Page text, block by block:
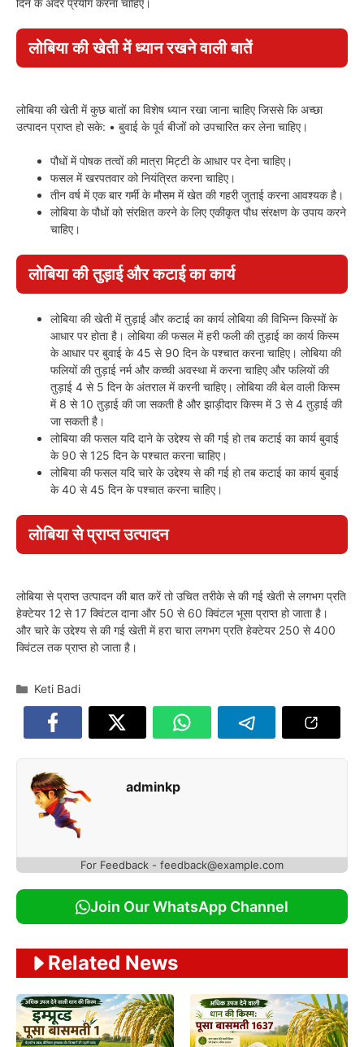
दिन के अंदर प्रयोग करना चाहिए।
लोबिया की खेती में ध्यान रखने वाली बातें
लोबिया की खेती में कुछ बातों का विशेष ध्यान रखा जाना चाहिए जिससे कि अच्छा
उत्पादन प्राप्त हो सके: • बुवाई के पूर्व बीजों को उपचारित कर लेना चाहिए।
पौधों में पोषक तत्वों की मात्रा मिट्टी के आधार पर देना चाहिए।
फसल में खरपतवार को नियंत्रित करना चाहिए।
तीन वर्ष में एक बार गर्मी के मौसम में खेत की गहरी जुताई करना आवश्यक है।
लोबिया के पौधों को संरक्षित करने के लिए एकीकृत पौध संरक्षण के उपाय करने
चाहिए।
लोबिया की तुड़ाई और कटाई का कार्य
लोबिया की खेती में तुड़ाई और कटाई का कार्य लोबिया की विभिन्न किस्मों के
आधार पर होता है। लोबिया की फसल में हरी फली की तुड़ाई का कार्य किस्म
के आधार पर बुवाई के 45 से 90 दिन के पश्चात करना चाहिए। लोबिया की
फलियों की तुड़ाई नर्म और कच्ची अवस्था में करना चाहिए और फलियों की
तुड़ाई 4 से 5 दिन के अंतराल में करनी चाहिए। लोबिया की बेल वाली किस्म
में 8 से 10 तुड़ाई की जा सकती है और झाड़ीदार किस्म में 3 से 4 तुड़ाई की
जा सकती है।
लोबिया की फसल यदि दाने के उद्देश्य से की गई हो तब कटाई का कार्य बुवाई
के 90 से 125 दिन के पश्चात करना चाहिए।
लोबिया की फसल यदि चारे के उद्देश्य से की गई हो तब कटाई का कार्य बुवाई
के 40 से 45 दिन के पश्चात करना चाहिए।
लोबिया से प्राप्त उत्पादन
लोबिया से प्राप्त उत्पादन की बात करें तो उचित तरीके से की गई खेती से लगभग प्रति
हेक्टेयर 12 से 17 क्विंटल दाना और 50 से 60 क्विंटल भूसा प्राप्त हो जाता है।
और चारे के उद्देश्य से की गई खेती में हरा चारा लगभग प्रति हेक्टेयर 250 से 400
क्विंटल तक प्राप्त हो जाता है।
Categories
Keti Badi
adminkp
For Feedback - feedback@example.com
Join Our WhatsApp Channel
Related News